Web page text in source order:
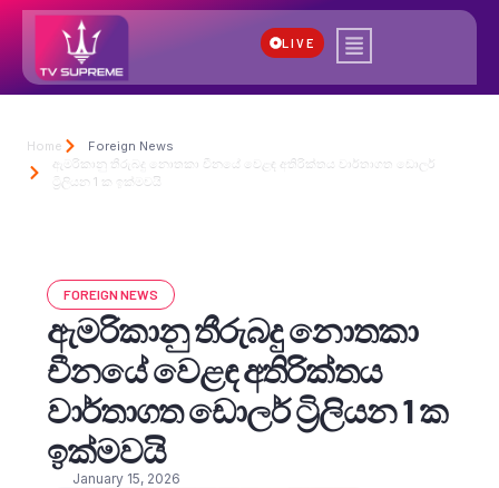
LIVE
Home
Foreign News
ඇමරිකානු තීරුබදු නොතකා චීනයේ වෙළඳ අතිරික්තය වාර්තාගත ඩොලර්
ට්‍රිලියන 1 ක ඉක්මවයි
FOREIGN NEWS
ඇමරිකානු තීරුබදු නොතකා
චීනයේ වෙළඳ අතිරික්තය
වාර්තාගත ඩොලර් ට්‍රිලියන 1 ක
ඉක්මවයි
January 15, 2026